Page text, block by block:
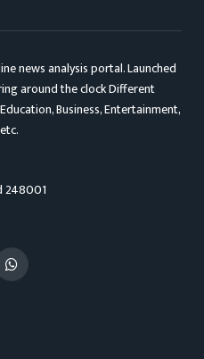
news analysis portal. Launched
around the clock Different
Business, Entertainment,
248001
WhatsApp